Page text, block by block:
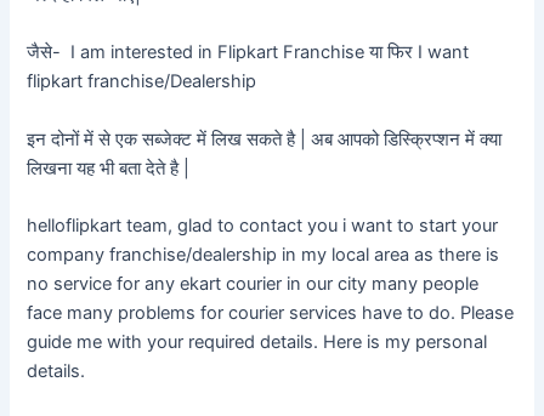
जैसे- I am interested in Flipkart Franchise या फिर I want
flipkart franchise/Dealership
इन दोनों में से एक सब्जेक्ट में लिख सकते है | अब आपको डिस्क्रिप्शन में क्या
लिखना यह भी बता देते है |
helloflipkart team, glad to contact you i want to start your
company franchise/dealership in my local area as there is
no service for any ekart courier in our city many people
face many problems for courier services have to do. Please
guide me with your required details. Here is my personal
details.